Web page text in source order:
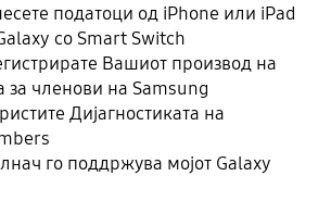
податоци од iPhone или iPad
со Smart Switch
Вашиот производ на
за членови на Samsung
Дијагностиката на
го поддржува мојот Galaxy